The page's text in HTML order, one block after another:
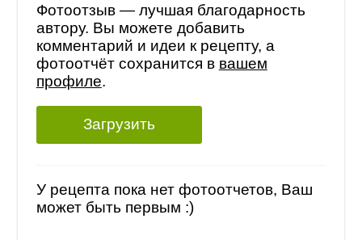
Фотоотзыв — лучшая благодарность
автору. Вы можете добавить
комментарий и идеи к рецепту, а
фотоотчёт сохранится в вашем
профиле.
Загрузить
У рецепта пока нет фотоотчетов, Ваш
может быть первым :)